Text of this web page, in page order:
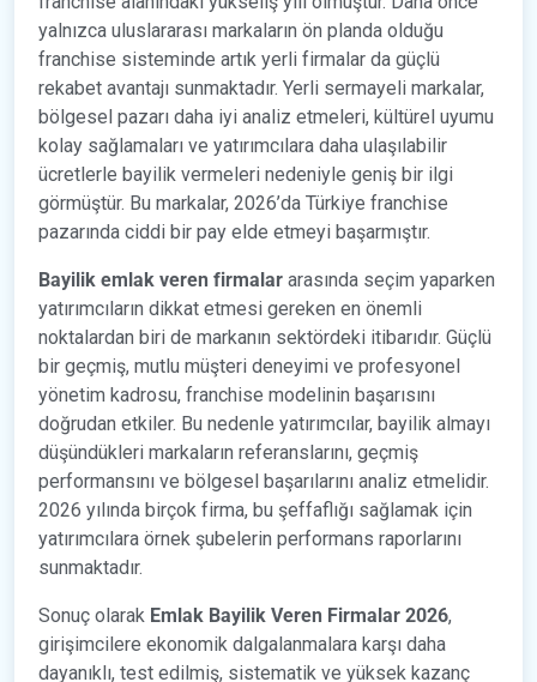
yalnızca uluslararası markaların ön planda olduğu
franchise sisteminde artık yerli firmalar da güçlü
rekabet avantajı sunmaktadır. Yerli sermayeli markalar,
bölgesel pazarı daha iyi analiz etmeleri, kültürel uyumu
kolay sağlamaları ve yatırımcılara daha ulaşılabilir
ücretlerle bayilik vermeleri nedeniyle geniş bir ilgi
görmüştür. Bu markalar, 2026’da Türkiye franchise
pazarında ciddi bir pay elde etmeyi başarmıştır.
Bayilik emlak veren firmalar arasında seçim yaparken
yatırımcıların dikkat etmesi gereken en önemli
noktalardan biri de markanın sektördeki itibarıdır. Güçlü
bir geçmiş, mutlu müşteri deneyimi ve profesyonel
yönetim kadrosu, franchise modelinin başarısını
doğrudan etkiler. Bu nedenle yatırımcılar, bayilik almayı
düşündükleri markaların referanslarını, geçmiş
performansını ve bölgesel başarılarını analiz etmelidir.
2026 yılında birçok firma, bu şeffaflığı sağlamak için
yatırımcılara örnek şubelerin performans raporlarını
sunmaktadır.
Sonuç olarak Emlak Bayilik Veren Firmalar 2026,
girişimcilere ekonomik dalgalanmalara karşı daha
dayanıklı, test edilmiş, sistematik ve yüksek kazanç